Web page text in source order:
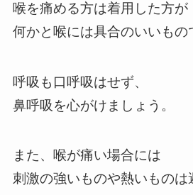
喉を痛める方は着用した方が
何かと喉には具合のいいもの
呼吸も口呼吸はせず、
鼻呼吸を心がけましょう。
また、喉が痛い場合には
刺激の強いものや熱いものは